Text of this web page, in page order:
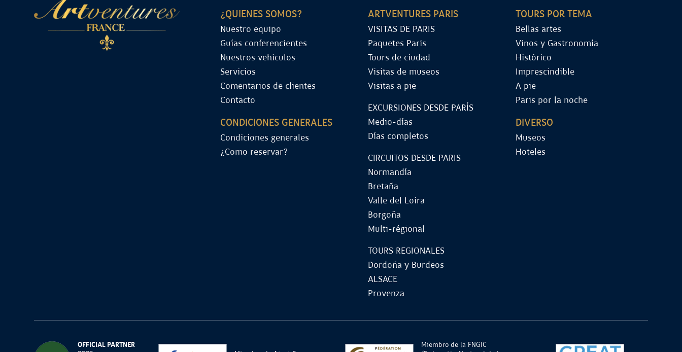
¿QUIENES SOMOS?
Nuestro equipo
Guías conferencientes
Nuestros vehículos
Servicios
Comentarios de clientes
Contacto
CONDICIONES GENERALES
Condiciones generales
¿Como reservar?
ARTVENTURES PARIS
VISITAS DE PARIS
Paquetes Paris
Tours de ciudad
Visitas de museos
Visitas a pie
EXCURSIONES DESDE PARÍS
Medio-días
Días completos
CIRCUITOS DESDE PARIS
Normandía
Bretaña
Valle del Loira
Borgoña
Multi-régional
TOURS REGIONALES
Dordoña y Burdeos
ALSACE
Provenza
TOURS POR TEMA
Bellas artes
Vinos y Gastronomía
Histórico
Imprescindible
A pie
Paris por la noche
DIVERSO
Museos
Hoteles
OFFICIAL PARTNER
Miembro de la FNGIC